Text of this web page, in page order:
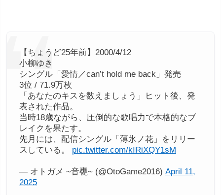
【ちょうど25年前】2000/4/12
小柳ゆき
シングル「愛情／can’t hold me back」発売
3位 / 71.9万枚
「あなたのキスを数えましょう」ヒット後、発
表された作品。
当時18歳ながら、圧倒的な歌唱力で本格的なブ
レイクを果たす。
先月には、配信シングル「薄氷ノ花」をリリー
スしている。 pic.twitter.com/kIRiXQY1sM
— オトガメ ~音甕~ (@OtoGame2016) April 11,
2025